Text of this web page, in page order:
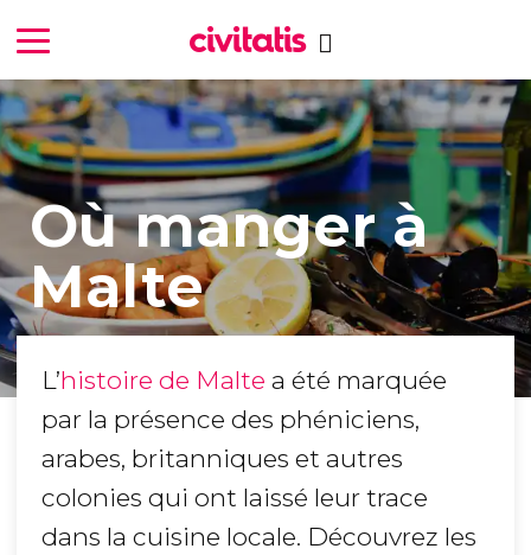
Où manger à
Malte
L’histoire de Malte a été marquée
par la présence des phéniciens,
arabes, britanniques et autres
colonies qui ont laissé leur trace
dans la cuisine locale. Découvrez les